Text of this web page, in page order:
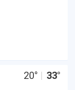
20° | 33°